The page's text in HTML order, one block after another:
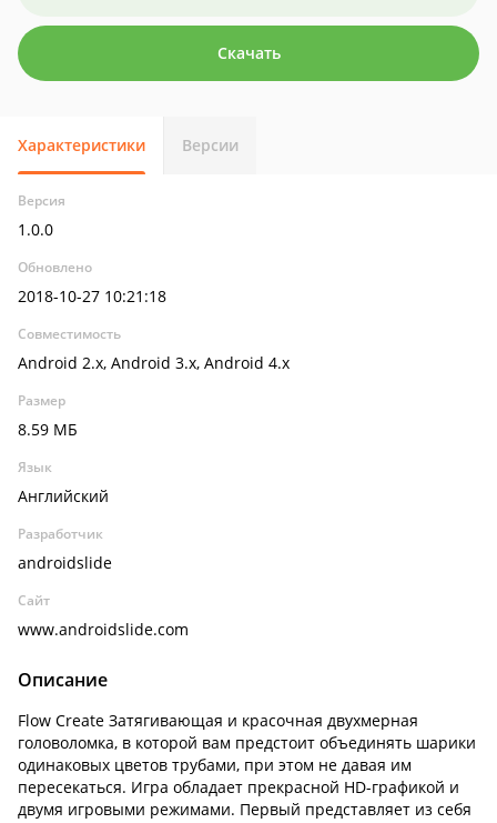
Скачать
Характеристики Версии
Версия
1.0.0
Обновлено
2018-10-27 10:21:18
Совместимость
Android 2.x, Android 3.x, Android 4.x
Размер
8.59 МБ
Язык
Английский
Разработчик
androidslide
Сайт
www.androidslide.com
Описание
Flow Create Затягивающая и красочная двухмерная
головоломка, в которой вам предстоит объединять шарики
одинаковых цветов трубами, при этом не давая им
пересекаться. Игра обладает прекрасной HD-графикой и
двумя игровыми режимами. Первый представляет из себя